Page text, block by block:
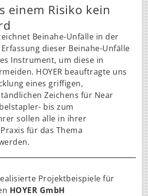
einem Risiko kein
Beinahe-Unfälle in der
dieser Beinahe-Unfälle
Instrument, um diese in
HOYER beauftragte uns
eines griffigen,
Zeichens für Near
bis zum
sollen alle in ihrer
für das Thema
Projektbeispiele für
HOYER GmbH